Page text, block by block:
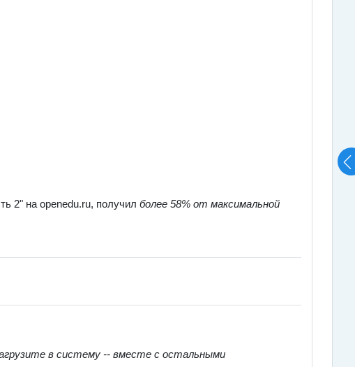
2" на openedu.ru, получил более 58% от максимальной
в систему -- вместе с остальными